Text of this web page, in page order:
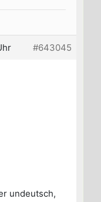
#643045
undeutsch,